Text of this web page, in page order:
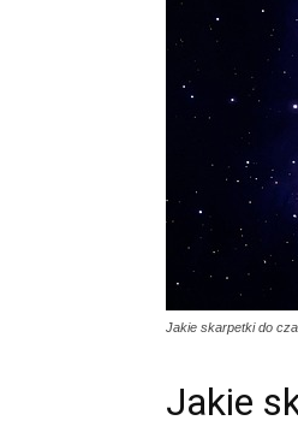
Jakie skarpetki do
Jakie